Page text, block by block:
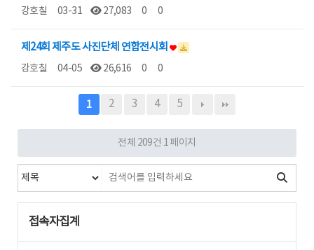
강호칠 03-31 27,083 0 0
제24회 제주도 사진단체 연합전시회
강호칠 04-05 26,616 0 0
1 2 3 4 5
전체 209건 1 페이지
접속자집계